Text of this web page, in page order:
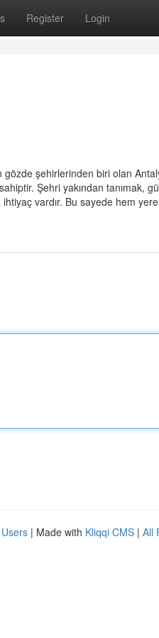
Register Login
gözde şehirlerinden biri olan
Şehri yakından tanımak,
vardır. Bu sayede hem
| Made with Kliqqi CMS | All